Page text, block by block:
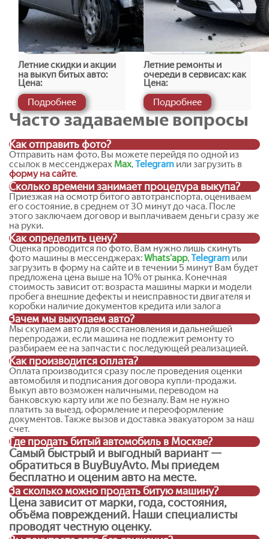
выкупаем
Обычно к нам обращаются, когда:
машина попала в ДТП и ремонт экономически
нецелесообразен;
требуются дорогостоящие работы по кузову,
двигателю или коробке передач;
авто полностью не на ходу или сломано после аварии;
транспорт стоит во дворе, гараже или на парковке без
машину нужносрочно продать
переезда или финансовых обстоятельств;
автомобиль невозможно восстановить, но он
подходит на разбор или на запчасти.
Мы выполняемвыкуп автомобилей в любом состоянии
включая:
битые машины;
автомобили после ДТП;
аварийные автопосле любых повреждений;
неисправные автомобили;
транспорт с неисправным двигателем или АКПП;
машины с проблемными документами;
авто не на ходу;
авто на разборку;
тотально разбитые автомобили;
старые и изношенные машины
автомобили с техническими и юридическими
нюансами.
Наша компания принимает легковые автомобили,
кроссоверы, внедорожники, минивэны, коммерческий
транспорт и спецтехнику. Подходит практически любая
марка:BMW, Mercedes, Audi, Volkswagen, Toyota, Kia,
Hyundai, Skoda, Ford, Nissan, Lexus, Volvo, Subaru, Honda
также отечественные авто.
Летние скидки и акции
на выкуп битых авто:
миф или реальность
Цена:
Подробнее
Летние ремонты и
очереди в сервисах: как
это влияет на продажу
битого авто
Цена:
Подробнее
Часто задаваемые вопросы
Как отправить фото?
Отправить нам фото, Вы можете перейдя по одной из
ссылок в мессенджерах Max,Telegram или загрузить в
форму на сайте.
Сколько времени занимает процедура выкупа?
Приезжая на осмотр битого автотранспорта, оцениваем
его состояние, в среднем от 30 минут до часа. После
этого заключаем договор и выплачиваем деньги сразу же
на руки.
Как определить цену?
Оценка проводится по фото, Вам нужно лишь скинуть
фото машины в мессенджерах:Whats'app,Telegram или
загрузить в форму на сайте и в течении 5 минут Вам будет
предложена цена выше на 10% от рынка. Конечная
стоимость зависит от: возраста машины марки и модели
пробега внешние дефекты и неисправности двигателя и
коробки наличие документов кредита или залога
Зачем мы выкупаем авто?
Мы скупаем авто для восстановления и дальнейшей
перепродажи, если машина не подлежит ремонту то
разбираем ее на запчасти с последующей реализацией.
Как производится оплата?
Оплата производится сразу после проведения оценки
автомобиля и подписания договора купли-продажи.
Выкуп авто возможен наличными, переводом на
банковскую карту или же по безналу. Вам не нужно
платить за выезд, оформление и переоформление
документов. Также вызов и доставка эвакуатором за наш
счет.
Где продать битый автомобиль в Москве?
Самый быстрый и выгодный вариант —
обратиться в BuyBuyAvto. Мы приедем
бесплатно и оценим авто на месте.
За сколько можно продать битую машину?
Цена зависит от марки, года, состояния,
объёма повреждений. Наши специалисты
проводят честную оценку.